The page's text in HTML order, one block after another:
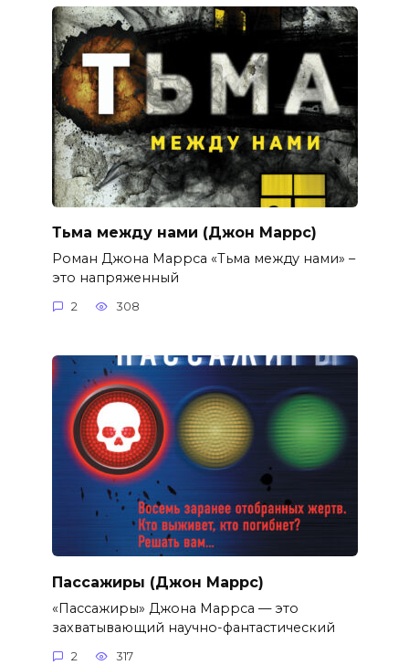
Тьма между нами (Джон Маррс)
Роман Джона Маррса «Тьма между нами» –
это напряженный
2 308
Пассажиры (Джон Маррс)
«Пассажиры» Джона Маррса — это
захватывающий научно-фантастический
2 317